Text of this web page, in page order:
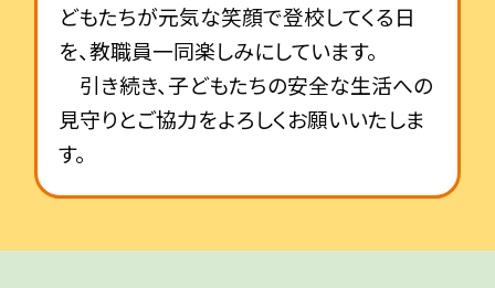
どもたちが元気な笑顔で登校してくる日
を、教職員一同楽しみにしています。
引き続き、子どもたちの安全な生活への
見守りとご協力をよろしくお願いいたしま
す。